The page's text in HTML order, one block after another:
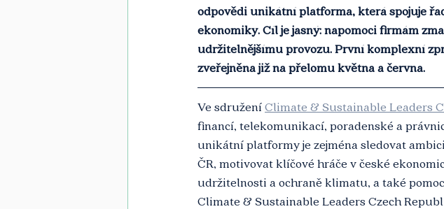
odpovědi unikátní platforma, která spojuje
ekonomiky. Cíl je jasný: napomoci firmám
udržitelnějšímu provozu. První komplexní
zveřejněna již na přelomu května a června.
Ve sdružení Climate & Sustainable Leaders
financí, telekomunikací, poradenské a
unikátní platformy je zejména sledovat
ČR, motivovat klíčové hráče v české
udržitelnosti a ochraně klimatu, a také
Climate & Sustainable Leaders Czech